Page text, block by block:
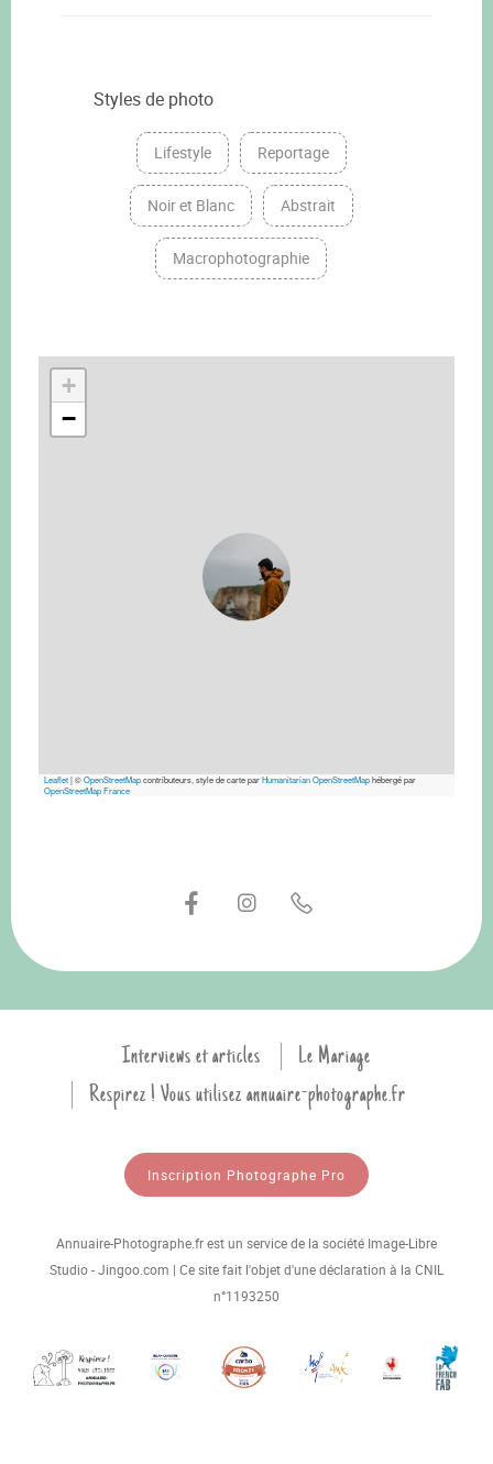
Styles de photo
Lifestyle Reportage
Noir et Blanc Abstrait
Macrophotographie
+
−
Leaflet|©OpenStreetMapcontributeurs, style de carte parHumanitarian OpenStreetMaphébergé par
OpenStreetMap France
Interviews et articles
Le Mariage
Respirez ! Vous utilisez annuaire-photographe.fr
Inscription Photographe Pro
Annuaire-Photographe.fr est un service de la société Image-Libre
Studio - Jingoo.com | Ce site fait l'objet d'une déclaration à la CNIL
n°1193250